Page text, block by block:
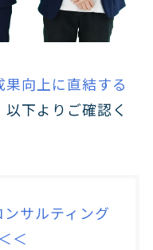
向上に直結する
下よりご確認く
サルティング
＜